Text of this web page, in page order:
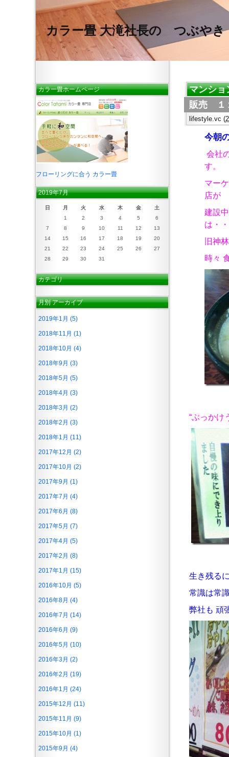
カラー畳 大滝社長の つぶやき
マンショ
販売 １
lifestyle.vc (
今朝
会社
す。
マー
店が
建設
は・
旧神
時々
“ぶっかけ
生き残る
常識は常
弊社も 頑
カラー畳ホームページ
フローリングに合う カラー畳
2019年7月
日 月 火 水 木 金
土
1
2 3 4 5
6
7
8 9 10 11 12
13
14
15 16 17 18 19
20
21
22 23 24 25 26
27
28
29 30 31
カテゴリ
月別アーカイブ
2019年1月 (5)
2018年11月 (1)
2018年10月 (4)
2018年9月 (3)
2018年5月 (5)
2018年4月 (3)
2018年3月 (2)
2018年2月 (3)
2018年1月 (11)
2017年12月 (2)
2017年10月 (2)
2017年9月 (1)
2017年7月 (4)
2017年6月 (8)
2017年5月 (7)
2017年4月 (5)
2017年2月 (8)
2017年1月 (15)
2016年10月 (5)
2016年8月 (4)
2016年7月 (14)
2016年6月 (9)
2016年5月 (10)
2016年3月 (2)
2016年2月 (19)
2016年1月 (24)
2015年12月 (11)
2015年11月 (9)
2015年10月 (1)
2015年9月 (4)